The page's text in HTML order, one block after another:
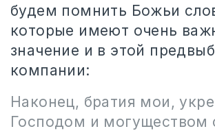
будем помнить Божьи
которые имеют очень
значение и в этой
компании:
Наконец, братия мои,
Господом и могуществом